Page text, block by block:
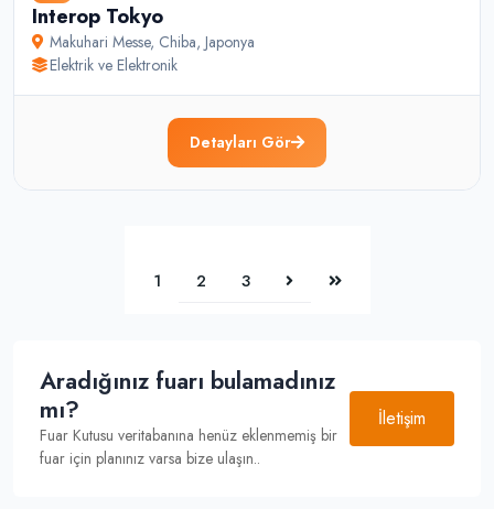
Interop Tokyo
Makuhari Messe, Chiba, Japonya
Elektrik ve Elektronik
Detayları Gör
1 2 3
Aradığınız fuarı bulamadınız
mı?
Fuar Kutusu veritabanına henüz eklenmemiş bir
fuar için planınız varsa bize ulaşın..
İletişim